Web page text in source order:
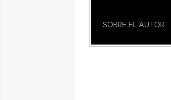
SOBRE EL AUTOR